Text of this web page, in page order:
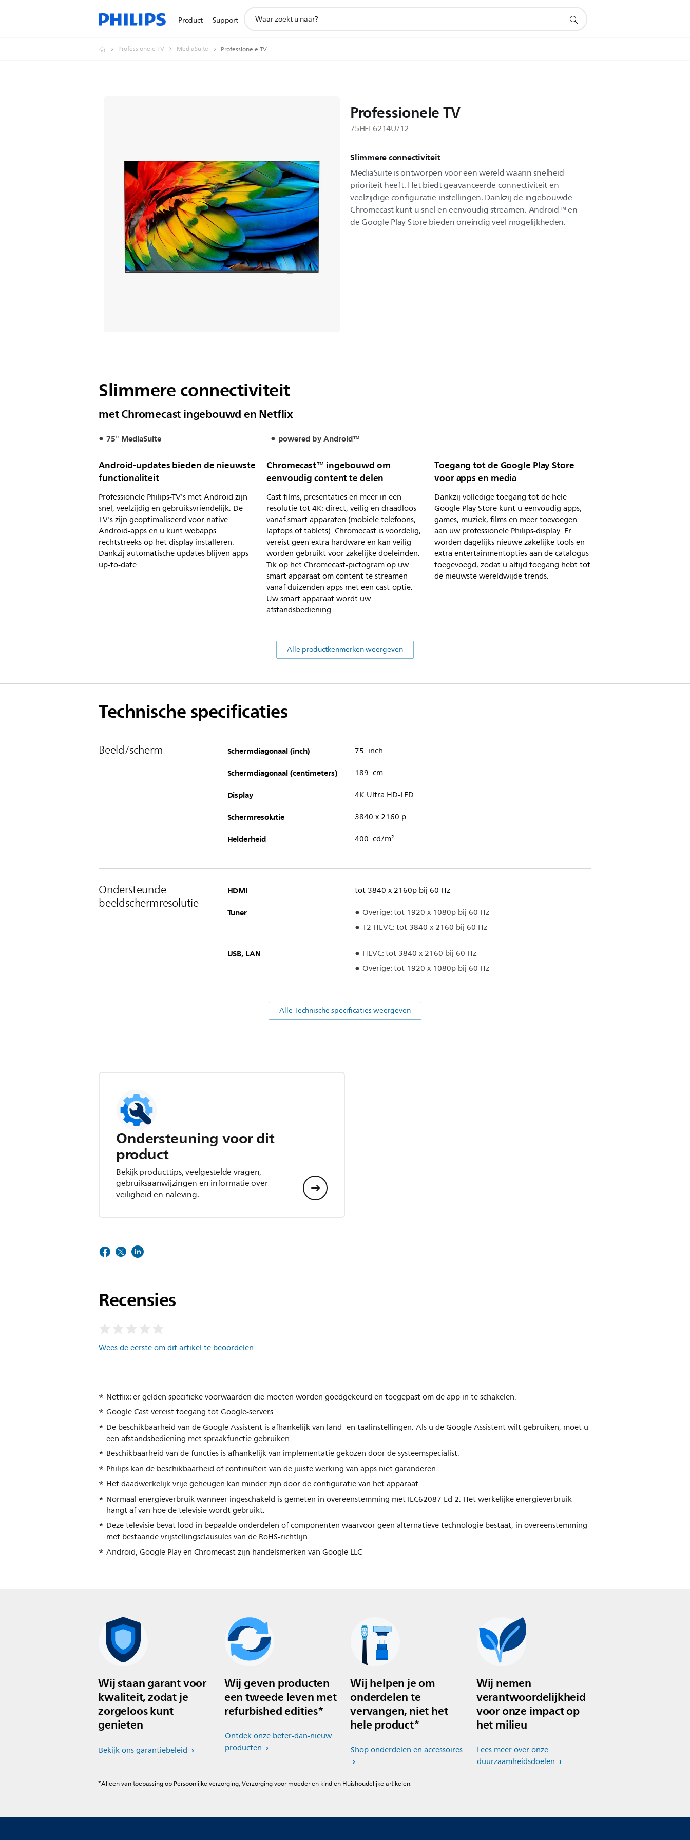
Product Support
zoeken
Professionele TV MediaSuite Professionele TV
Professionele TV
75HFL6214U/12
Slimmere connectiviteit
MediaSuite is ontworpen voor een wereld waarin snelheid
prioriteit heeft. Het biedt geavanceerde connectiviteit en
veelzijdige configuratie-instellingen. Dankzij de ingebouwde
Chromecast kunt u snel en eenvoudig streamen. Android™ en
de Google Play Store bieden oneindig veel mogelijkheden.
Slimmere connectiviteit
met Chromecast ingebouwd en Netflix
75" MediaSuite powered by Android™
Android-updates bieden de nieuwste
functionaliteit
Professionele Philips-TV's met Android zijn
snel, veelzijdig en gebruiksvriendelijk. De
TV's zijn geoptimaliseerd voor native
Android-apps en u kunt webapps
rechtstreeks op het display installeren.
Dankzij automatische updates blijven apps
up-to-date.
Chromecast™ ingebouwd om
eenvoudig content te delen
Cast films, presentaties en meer in een
resolutie tot 4K: direct, veilig en draadloos
vanaf smart apparaten (mobiele telefoons,
laptops of tablets). Chromecast is voordelig,
vereist geen extra hardware en kan veilig
worden gebruikt voor zakelijke doeleinden.
Tik op het Chromecast-pictogram op uw
smart apparaat om content te streamen
vanaf duizenden apps met een cast-optie.
Uw smart apparaat wordt uw
afstandsbediening.
Toegang tot de Google Play Store
voor apps en media
Dankzij volledige toegang tot de hele
Google Play Store kunt u eenvoudig apps,
games, muziek, films en meer toevoegen
aan uw professionele Philips-display. Er
worden dagelijks nieuwe zakelijke tools en
extra entertainmentopties aan de catalogus
toegevoegd, zodat u altijd toegang hebt tot
de nieuwste wereldwijde trends.
Alle productkenmerken weergeven
Technische specificaties
Beeld/scherm Schermdiagonaal (inch) 75 inch
Schermdiagonaal (centimeters) 189 cm
Display 4K Ultra HD-LED
Schermresolutie 3840 x 2160 p
Helderheid 400 cd/m²
Ondersteunde
beeldschermresolutie
HDMI tot 3840 x 2160p bij 60 Hz
Tuner
Overige: tot 1920 x 1080p bij 60 Hz
T2 HEVC: tot 3840 x 2160 bij 60 Hz
USB, LAN
HEVC: tot 3840 x 2160 bij 60 Hz
Overige: tot 1920 x 1080p bij 60 Hz
Alle Technische specificaties weergeven
Ondersteuning voor dit
product
Bekijk producttips, veelgestelde vragen,
gebruiksaanwijzingen en informatie over
veiligheid en naleving.
Recensies
Wees de eerste om dit artikel te beoordelen
Netflix: er gelden specifieke voorwaarden die moeten worden goedgekeurd en toegepast om de app in te schakelen.
Google Cast vereist toegang tot Google-servers.
De beschikbaarheid van de Google Assistent is afhankelijk van land- en taalinstellingen. Als u de Google Assistent wilt gebruiken, moet u
een afstandsbediening met spraakfunctie gebruiken.
Beschikbaarheid van de functies is afhankelijk van implementatie gekozen door de systeemspecialist.
Philips kan de beschikbaarheid of continuïteit van de juiste werking van apps niet garanderen.
Het daadwerkelijk vrije geheugen kan minder zijn door de configuratie van het apparaat
Normaal energieverbruik wanneer ingeschakeld is gemeten in overeenstemming met IEC62087 Ed 2. Het werkelijke energieverbruik
hangt af van hoe de televisie wordt gebruikt.
Deze televisie bevat lood in bepaalde onderdelen of componenten waarvoor geen alternatieve technologie bestaat, in overeenstemming
met bestaande vrijstellingsclausules van de RoHS-richtlijn.
Android, Google Play en Chromecast zijn handelsmerken van Google LLC
Wij staan garant voor
kwaliteit, zodat je
zorgeloos kunt
genieten
Bekijk ons garantiebeleid
Wij geven producten
een tweede leven met
refurbished edities*
Ontdek onze beter-dan-nieuw
producten
Wij helpen je om
onderdelen te
vervangen, niet het
hele product*
Shop onderdelen en accessoires
Wij nemen
verantwoordelijkheid
voor onze impact op
het milieu
Lees meer over onze
duurzaamheidsdoelen
*Alleen van toepassing op Persoonlijke verzorging, Verzorging voor moeder en kind en Huishoudelijke artikelen.